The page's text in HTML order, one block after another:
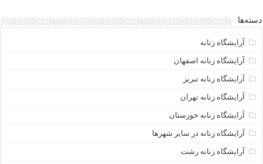
دسته‌ها
آرایشگاه زنانه
آرایشگاه زنانه اصفهان
آرایشگاه زنانه تبریز
آرایشگاه زنانه تهران
آرایشگاه زنانه خوزستان
آرایشگاه زنانه در سایر شهرها
آرایشگاه زنانه رشت